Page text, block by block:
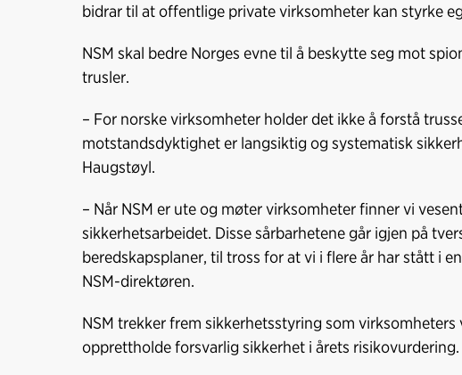
bidrar til at offentlige private virksomheter kan styrke
NSM skal bedre Norges evne til å beskytte seg mot
trusler.
– For norske virksomheter holder det ikke å forstå
motstandsdyktighet er langsiktig og systematisk
Haugstøyl.
– Når NSM er ute og møter virksomheter finner vi
sikkerhetsarbeidet. Disse sårbarhetene går igjen på
beredskapsplaner, til tross for at vi i flere år har stått i
NSM-direktøren.
NSM trekker frem sikkerhetsstyring som
opprettholde forsvarlig sikkerhet i årets risikovurdering.